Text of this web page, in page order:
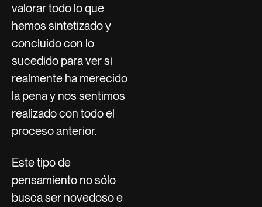
valorar todo lo que
hemos sintetizado y
concluido con lo
sucedido para ver si
realmente ha merecido
la pena y nos sentimos
realizado con todo el
proceso anterior.
Este tipo de
pensamiento no sólo
busca ser novedoso e